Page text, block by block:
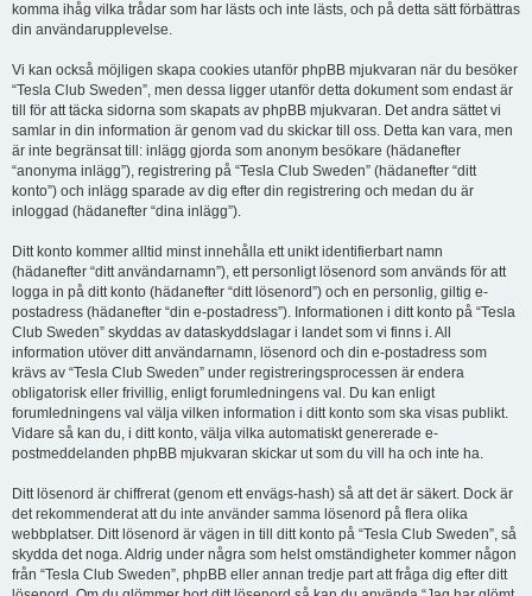
komma ihåg vilka trådar som har lästs och inte lästs, och på detta sätt förbättras
din användarupplevelse.
Vi kan också möjligen skapa cookies utanför phpBB mjukvaran när du besöker
“Tesla Club Sweden”, men dessa ligger utanför detta dokument som endast är
till för att täcka sidorna som skapats av phpBB mjukvaran. Det andra sättet vi
samlar in din information är genom vad du skickar till oss. Detta kan vara, men
är inte begränsat till: inlägg gjorda som anonym besökare (hädanefter
“anonyma inlägg”), registrering på “Tesla Club Sweden” (hädanefter “ditt
konto”) och inlägg sparade av dig efter din registrering och medan du är
inloggad (hädanefter “dina inlägg”).
Ditt konto kommer alltid minst innehålla ett unikt identifierbart namn
(hädanefter “ditt användarnamn”), ett personligt lösenord som används för att
logga in på ditt konto (hädanefter “ditt lösenord”) och en personlig, giltig e-
postadress (hädanefter “din e-postadress”). Informationen i ditt konto på “Tesla
Club Sweden” skyddas av dataskyddslagar i landet som vi finns i. All
information utöver ditt användarnamn, lösenord och din e-postadress som
krävs av “Tesla Club Sweden” under registreringsprocessen är endera
obligatorisk eller frivillig, enligt forumledningens val. Du kan enligt
forumledningens val välja vilken information i ditt konto som ska visas publikt.
Vidare så kan du, i ditt konto, välja vilka automatiskt genererade e-
postmeddelanden phpBB mjukvaran skickar ut som du vill ha och inte ha.
Ditt lösenord är chiffrerat (genom ett envägs-hash) så att det är säkert. Dock är
det rekommenderat att du inte använder samma lösenord på flera olika
webbplatser. Ditt lösenord är vägen in till ditt konto på “Tesla Club Sweden”, så
skydda det noga. Aldrig under några som helst omständigheter kommer någon
från “Tesla Club Sweden”, phpBB eller annan tredje part att fråga dig efter ditt